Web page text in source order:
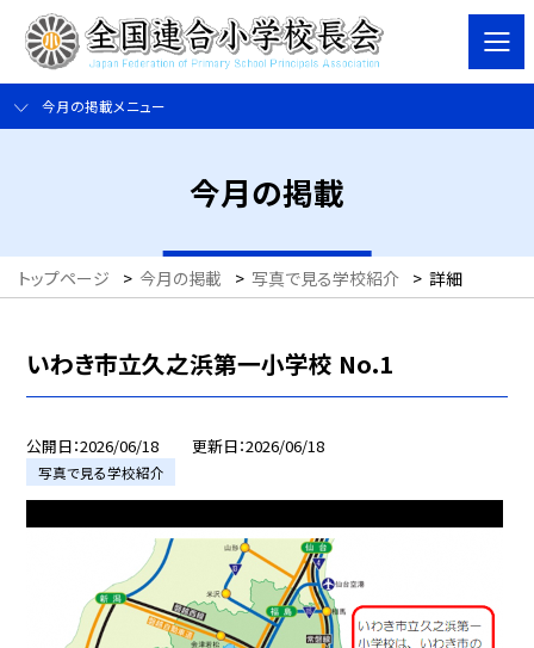
今月の掲載メニュー
今月の掲載
トップページ > 今月の掲載 > 写真で見る学校紹介 > 詳細
いわき市立久之浜第一小学校 No.1
公開日 2026/06/18 更新日 2026/06/18
写真で見る学校紹介